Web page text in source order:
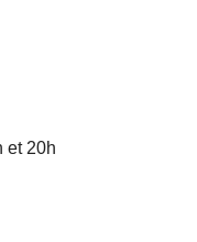
et 20h